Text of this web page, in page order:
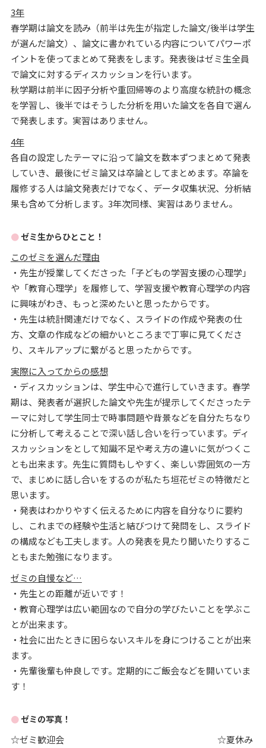
3年
春学期は論文を読み（前半は先生が指定した論文/後半は学生
が選んだ論文）、論文に書かれている内容についてパワーポ
イントを使ってまとめて発表をします。発表後はゼミ生全員
で論文に対するディスカッションを行います。
秋学期は前半に因子分析や重回帰等のより高度な統計の概念
を学習し、後半ではそうした分析を用いた論文を各自で選ん
で発表します。実習はありません。
4年
各自の設定したテーマに沿って論文を数本ずつまとめて発表
していき、最後にゼミ論又は卒論としてまとめます。卒論を
履修する人は論文発表だけでなく、データ収集状況、分析結
果も含めて分析します。3年次同様、実習はありません。
ゼミ生からひとこと！
このゼミを選んだ理由
・先生が授業してくださった「子どもの学習支援の心理学」
や「教育心理学」を履修して、学習支援や教育心理学の内容
に興味がわき、もっと深めたいと思ったからです。
・先生は統計関連だけでなく、スライドの作成や発表の仕
方、文章の作成などの細かいところまで丁寧に見てくださ
り、スキルアップに繋がると思ったからです。
実際に入ってからの感想
・ディスカッションは、学生中心で進行していきます。春学
期は、発表者が選択した論文や先生が提示してくださったテ
ーマに対して学生同士で時事問題や背景などを自分たちなり
に分析して考えることで深い話し合いを行っています。ディ
スカッションをとして知識不足や考え方の違いに気がつくこ
とも出来ます。先生に質問もしやすく、楽しい雰囲気の一方
で、まじめに話し合いをするのが私たち垣花ゼミの特徴だと
思います。
・発表はわかりやすく伝えるために内容を自分なりに要約
し、これまでの経験や生活と結びつけて発問をし、スライド
の構成なども工夫します。人の発表を見たり聞いたりするこ
ともまた勉強になります。
ゼミの自慢など…
・先生との距離が近いです！
・教育心理学は広い範囲なので自分の学びたいことを学ぶこ
とが出来ます。
・社会に出たときに困らないスキルを身につけることが出来
ます。
・先輩後輩も仲良しです。定期的にご飯会などを開いていま
す！
ゼミの写真！
☆ゼミ歓迎会 ☆夏休み